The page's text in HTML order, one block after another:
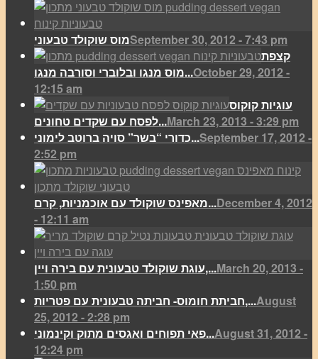
מוס שוקולד טבעוניSeptember 30, 2012 - 7:43 pm
קצפת
מוס מנגו ובלוברי וסורבה מנגו...October 29, 2012 -
12:15 am
עוגיות קוקוס
לפסח עם שקדים טחונים...March 23, 2013 - 3:29 pm
כדורי “בשר” סויה ברוטב לימוני...September 17, 2012 -
2:52 pm
מאפינס שוקולד עם אוכמניות, קרם...December 4, 2012
- 12:11 am
עוגת שוקולד טבעונית עם בירה ויין,...March 20, 2013 -
1:50 pm
חביתת חומוס- חביתה טבעונית עם פטריות,...August
25, 2012 - 2:28 pm
פאי תפוחים ואגסים מתוק וקינמוני...August 31, 2012 -
12:24 pm